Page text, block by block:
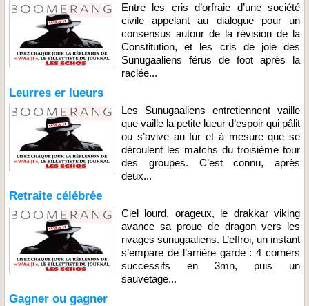
Entre les cris d’orfraie d’une société
civile appelant au dialogue pour un
consensus autour de la révision de la
Constitution, et les cris de joie des
Sunugaaliens férus de foot après la
raclée...
Leurres er lueurs
Les Sunugaaliens entretiennent vaille
que vaille la petite lueur d’espoir qui pâlit
ou s’avive au fur et à mesure que se
déroulent les matchs du troisième tour
des groupes. C’est connu, après
deux...
Retraite célébrée
Ciel lourd, orageux, le drakkar viking
avance sa proue de dragon vers les
rivages sunugaaliens. L’effroi, un instant
s’empare de l’arrière garde : 4 corners
successifs en 3mn, puis un
sauvetage...
Gagner ou gagner